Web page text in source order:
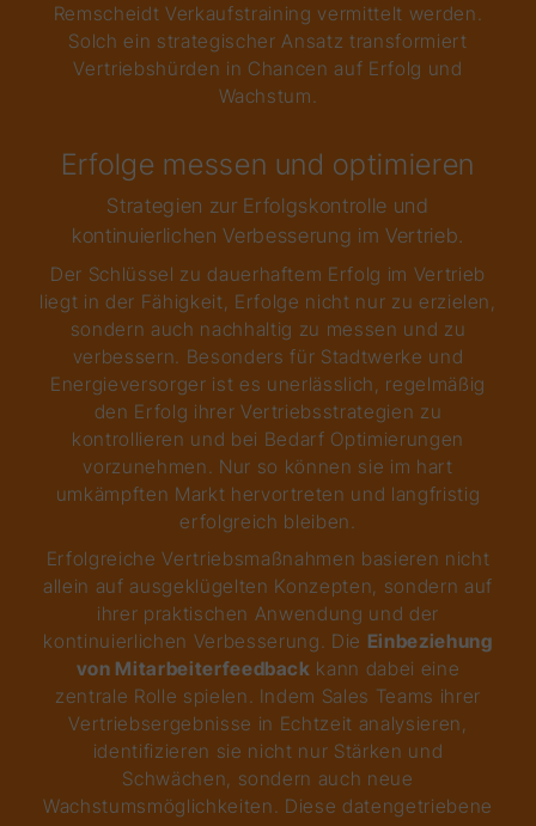
Remscheidt Verkaufstraining vermittelt werden.
Solch ein strategischer Ansatz transformiert
Vertriebshürden in Chancen auf Erfolg und
Wachstum.
Erfolge messen und optimieren
Strategien zur Erfolgskontrolle und
kontinuierlichen Verbesserung im Vertrieb.
Der Schlüssel zu dauerhaftem Erfolg im Vertrieb
liegt in der Fähigkeit, Erfolge nicht nur zu erzielen,
sondern auch nachhaltig zu messen und zu
verbessern. Besonders für Stadtwerke und
Energieversorger ist es unerlässlich, regelmäßig
den Erfolg ihrer Vertriebsstrategien zu
kontrollieren und bei Bedarf Optimierungen
vorzunehmen. Nur so können sie im hart
umkämpften Markt hervortreten und langfristig
erfolgreich bleiben.
Erfolgreiche Vertriebsmaßnahmen basieren nicht
allein auf ausgeklügelten Konzepten, sondern auf
ihrer praktischen Anwendung und der
kontinuierlichen Verbesserung. Die Einbeziehung
von Mitarbeiterfeedback kann dabei eine
zentrale Rolle spielen. Indem Sales Teams ihrer
Vertriebsergebnisse in Echtzeit analysieren,
identifizieren sie nicht nur Stärken und
Schwächen, sondern auch neue
Wachstumsmöglichkeiten. Diese datengetriebene